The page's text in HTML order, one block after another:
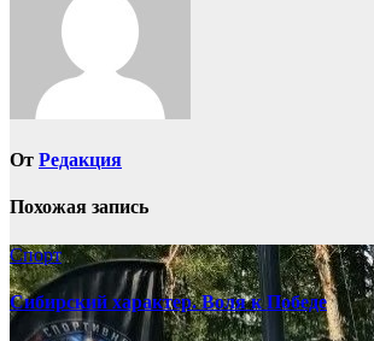
От Редакция
Похожая запись
Спорт
Сибирский характер. Воля к Победе